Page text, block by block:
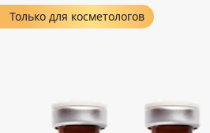
Только для косметологов